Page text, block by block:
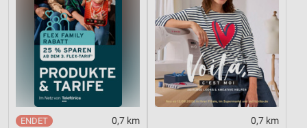
0,7 km 0,7 km